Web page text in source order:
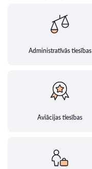
Administratīvās tiesības
Aviācijas tiesības